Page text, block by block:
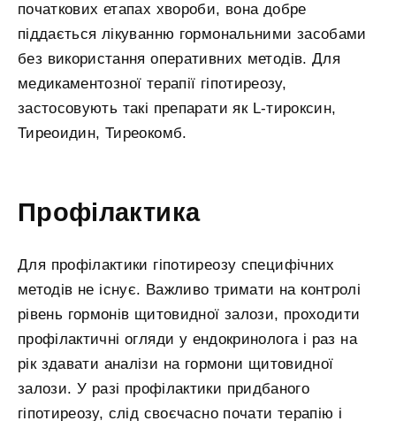
початкових етапах хвороби, вона добре
піддається лікуванню гормональними засобами
без використання оперативних методів. Для
медикаментозної терапії гіпотиреозу,
застосовують такі препарати як L-тироксин,
Тиреоидин, Тиреокомб.
Профілактика
Для профілактики гіпотиреозу специфічних
методів не існує. Важливо тримати на контролі
рівень гормонів щитовидної залози, проходити
профілактичні огляди у ендокринолога і раз на
рік здавати аналізи на гормони щитовидної
залози. У разі профілактики придбаного
гіпотиреозу, слід своєчасно почати терапію і